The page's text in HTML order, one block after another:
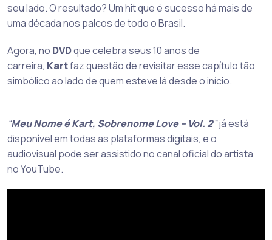
seu lado. O resultado? Um hit que é sucesso há mais de
uma década nos palcos de todo o Brasil.
Agora, no DVDque celebra seus 10 anos de
carreira, Kartfaz questão de revisitar esse capítulo tão
simbólico ao lado de quem esteve lá desde o início.
“Meu Nome é Kart, Sobrenome Love – Vol. 2”já está
disponível em todas as plataformas digitais, e o
audiovisual pode ser assistido no canal oficial do artista
no YouTube.